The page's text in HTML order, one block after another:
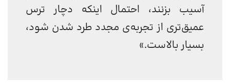
آسیب بزنند، احتمال اینکه دچار ترس
عمیق‌تری از تجربه‌ی مجدد طرد شدن شود،
بسیار بالاست.»